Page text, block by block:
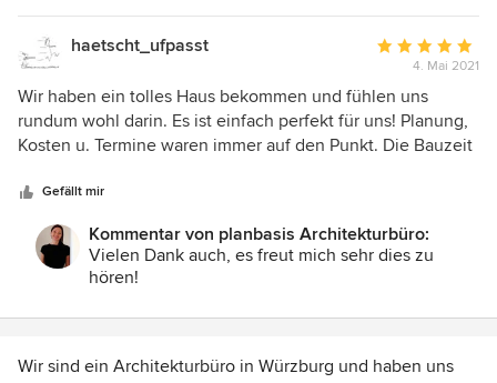
haetscht_ufpasst
Bewertung:
5
von
5
4. Mai 2021
Wir haben ein tolles Haus bekommen und fühlen uns
rundum wohl darin. Es ist einfach perfekt für uns! Planung,
Kosten u. Termine waren immer auf den Punkt. Die Bauzeit
Gefällt mir
Kommentar von planbasis Architekturbüro:
Vielen Dank auch, es freut mich sehr dies zu
hören!
Wir sind ein Architekturbüro in Würzburg und haben uns